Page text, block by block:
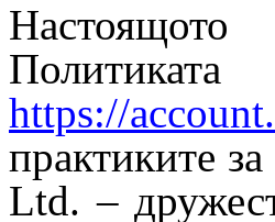
https://
практиките
Ltd. –